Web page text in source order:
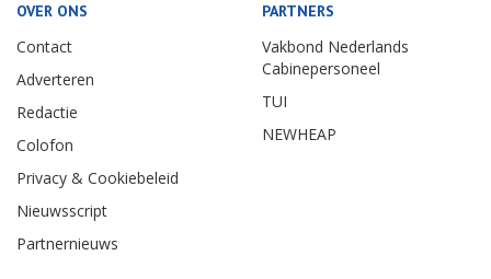
OVER ONS
Contact
Adverteren
Redactie
Colofon
Privacy & Cookiebeleid
Nieuwsscript
Partnernieuws
PARTNERS
Vakbond Nederlands
Cabinepersoneel
TUI
NEWHEAP